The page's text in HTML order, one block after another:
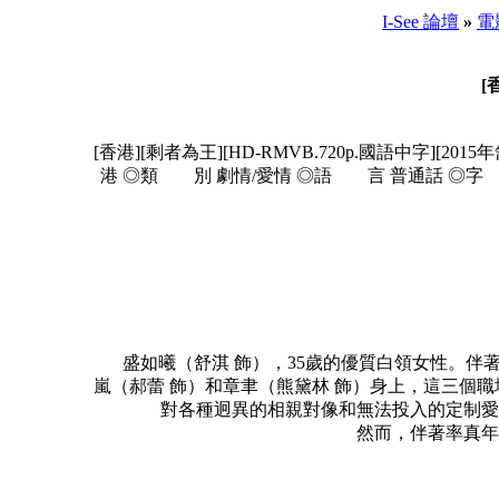
I-See 論壇 »
[
[香港][剩者為王][HD-RMVB.720p.國語中字
港 ◎類 別 劇情/愛情 ◎語 言 普通話 ◎字 幕
盛如曦（舒淇 飾），35歲的優質白領女性。伴著
嵐（郝蕾 飾）和章聿（熊黛林 飾）身上，這三個
對各種迥異的相親對像和無法投入的定制
然而，伴著率真年